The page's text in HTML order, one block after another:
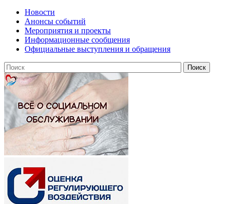
Новости
Анонсы событий
Мероприятия и проекты
Информационные сообщения
Официальные выступления и обращения